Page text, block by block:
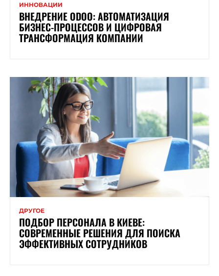
ИННОВАЦИИ
ВНЕДРЕНИЕ ODOO: АВТОМАТИЗАЦИЯ
БИЗНЕС-ПРОЦЕССОВ И ЦИФРОВАЯ
ТРАНСФОРМАЦИЯ КОМПАНИИ
ДРУГОЕ
ПОДБОР ПЕРСОНАЛА В КИЕВЕ:
СОВРЕМЕННЫЕ РЕШЕНИЯ ДЛЯ ПОИСКА
ЭФФЕКТИВНЫХ СОТРУДНИКОВ